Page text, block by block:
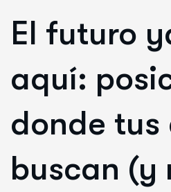
El futuro
aquí:
donde tus
buscan (y